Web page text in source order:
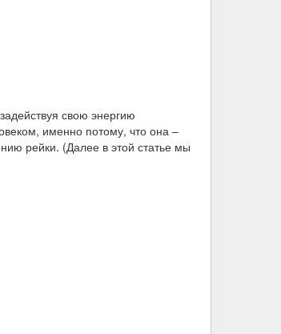
свою энергию
именно потому, что она –
рейки. (Далее в этой статье мы